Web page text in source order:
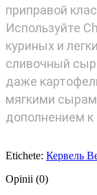
приправой
Используйте
куриных и
сливочный
даже
мягкими
дополнением
Etichete: Кервель
Opinii (0)